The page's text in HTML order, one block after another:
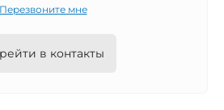
Перезвоните мне
в контакты